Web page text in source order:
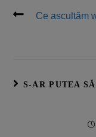
Ce ascultăm
S-AR PUTEA